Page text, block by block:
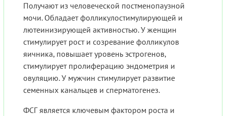
Получают из человеческой постменопаузной
мочи. Обладает фолликулостимулирующей и
лютеинизирующей активностью. У женщин
стимулирует рост и созревание фолликулов
яичника, повышает уровень эстрогенов,
стимулирует пролиферацию эндометрия и
овуляцию. У мужчин стимулирует развитие
семенных канальцев и сперматогенез.
ФСГ является ключевым фактором роста и